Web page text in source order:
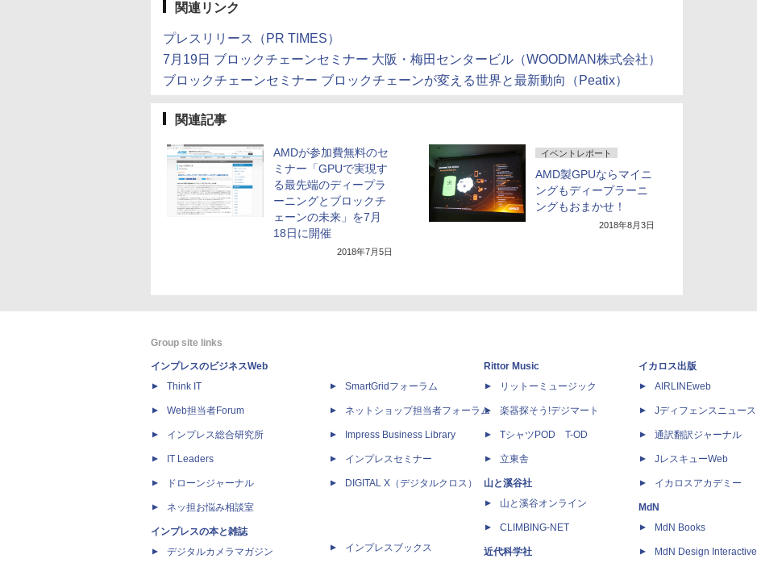
関連リンク
プレスリリース（PR TIMES）
7月19日 ブロックチェーンセミナー 大阪・梅田センタービル（WOODMAN株式会社）
ブロックチェーンセミナー ブロックチェーンが変える世界と最新動向（Peatix）
関連記事
AMDが参加費無料のセ
ミナー「GPUで実現す
る最先端のディープラ
ーニングとブロックチ
ェーンの未来」を7月
18日に開催
2018年7月5日
イベントレポート
AMD製GPUならマイニ
ングもディープラーニ
ングもおまかせ！
2018年8月3日
Group site links
インプレスのビジネスWeb
Think IT
Web担当者Forum
インプレス総合研究所
IT Leaders
ドローンジャーナル
ネッ担お悩み相談室
インプレスの本と雑誌
デジタルカメラマガジン
SmartGridフォーラム
ネットショップ担当者フォーラム
Impress Business Library
インプレスセミナー
DIGITAL X（デジタルクロス）
インプレスブックス
Rittor Music
リットーミュージック
楽器探そう!デジマート
TシャツPOD T-OD
立東舎
山と溪谷社
山と溪谷オンライン
CLIMBING-NET
近代科学社
イカロス出版
AIRLINEweb
Jディフェンスニュース
通訳翻訳ジャーナル
JレスキューWeb
イカロスアカデミー
MdN
MdN Books
MdN Design Interactive